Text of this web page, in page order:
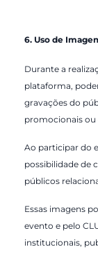
6. Uso de
Durante a
plataforma,
gravações do
promocionais ou
Ao participar do
possibilidade de
públicos
Essas imagens
evento e pelo
institucionais,